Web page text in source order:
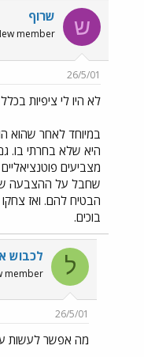
ש שרוף
member
26/5/01
לא היו לי ציפיות
במיוחד לאחר שהוא
היא שלא בחרתי בו.
מצביעים
שחבל על ההצבעה
הבטיח להם. ואז צחקו
בוכים.
ל לכבוש
member
26/5/01
מה אפשר לעשות